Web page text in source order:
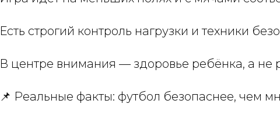
Есть строгий контроль нагрузки и техники
В центре внимания — здоровье ребёнка, а не
📌 Реальные факты: футбол безопаснее, чем